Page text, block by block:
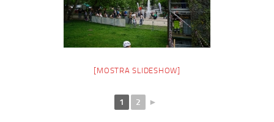
[MOSTRA SLIDESHOW]
1 2 ►